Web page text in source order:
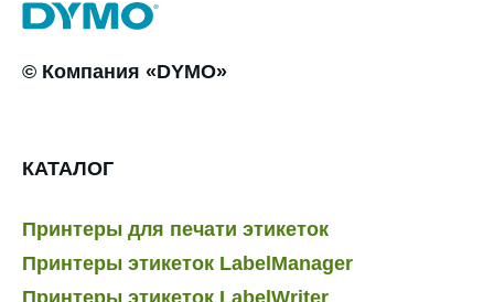
© Компания «DYMO»
КАТАЛОГ
Принтеры для печати этикеток
Принтеры этикеток LabelManager
Принтеры этикеток LabelWriter